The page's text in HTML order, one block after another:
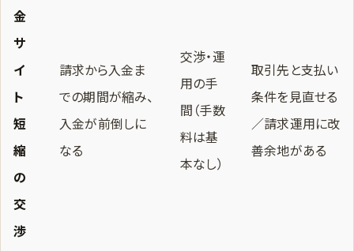
金
サ
イ
ト
短
縮
の
交
渉
請求から入金ま
での期間が縮み、
入金が前倒しに
なる
交渉・運
用の手
間（手数
料は基
本なし）
取引先と支払い
条件を見直せる
／請求運用に改
善余地がある